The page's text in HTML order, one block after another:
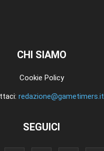
CHI SIAMO
Cookie Policy
redazione@gametimers.it
SEGUICI